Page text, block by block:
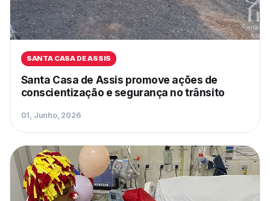
SANTA CASA DE ASSIS
Santa Casa de Assis promove ações de
conscientização e segurança no trânsito
01, Junho, 2026